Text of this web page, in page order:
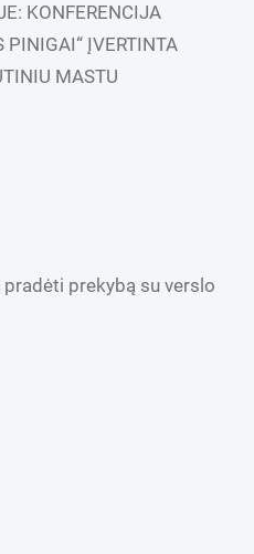
KONFERENCIJA
PINIGAI“ ĮVERTINTA
MASTU
prekybą su verslo